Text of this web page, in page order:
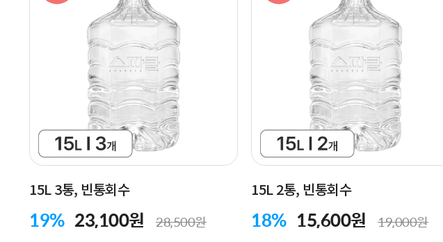
15L 3통, 빈통회수
19% 23,100원 28,500원
15L 2통, 빈통회수
18% 15,600원 19,000원